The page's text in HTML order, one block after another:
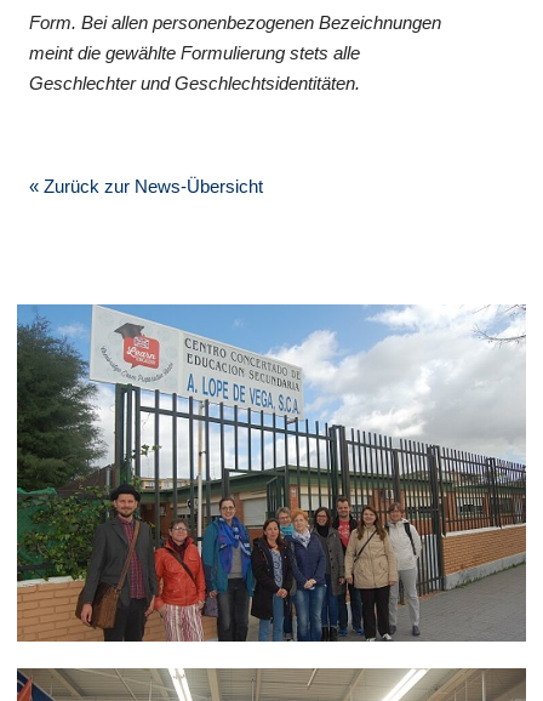
Form. Bei allen personenbezogenen Bezeichnungen
meint die gewählte Formulierung stets alle
Geschlechter und Geschlechtsidentitäten.
« Zurück zur News-Übersicht